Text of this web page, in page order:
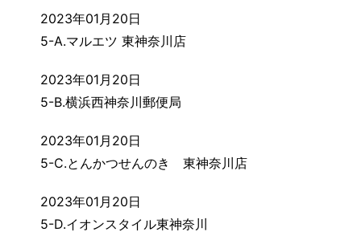
2023年01月20日
5-A.マルエツ 東神奈川店
2023年01月20日
5-B.横浜西神奈川郵便局
2023年01月20日
5-C.とんかつせんのき 東神奈川店
2023年01月20日
5-D.イオンスタイル東神奈川